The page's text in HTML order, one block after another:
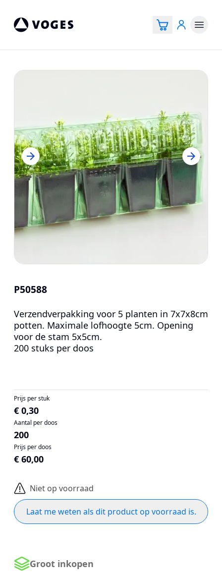
P50588
Verzendverpakking voor 5 planten in 7x7x8cm
potten. Maximale lofhoogte 5cm. Opening
voor de stam 5x5cm.
200 stuks per doos
Prijs per stuk
€ 0,30
Aantal per doos
200
Prijs per doos
€ 60,00
Niet op voorraad
Laat me weten als dit product op voorraad is.
Groot inkopen